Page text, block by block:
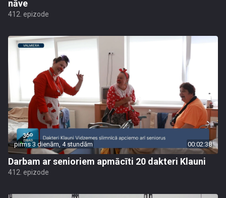
nāve
412. epizode
pirms 3 dienām, 4 stundām 00:02:38
Darbam ar senioriem apmācīti 20 dakteri Klauni
412. epizode